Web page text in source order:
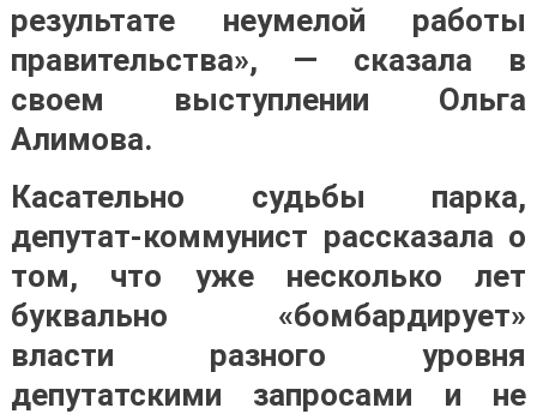
результате неумелой работы
правительства», — сказала в
своем выступлении Ольга
Алимова.
Касательно судьбы парка,
депутат-коммунист рассказала о
том, что уже несколько лет
буквально «бомбардирует»
власти разного уровня
депутатскими запросами и не